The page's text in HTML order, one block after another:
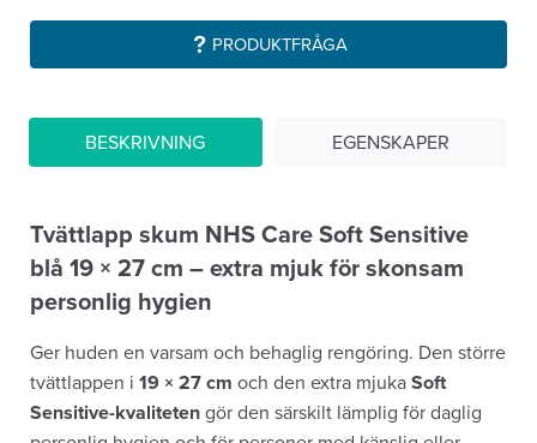
PRODUKTFRÅGA
BESKRIVNING EGENSKAPER
Tvättlapp skum NHS Care Soft Sensitive
blå 19 × 27 cm – extra mjuk för skonsam
personlig hygien
Ger huden en varsam och behaglig rengöring. Den större
tvättlappen i 19 × 27 cm och den extra mjuka Soft
Sensitive-kvaliteten gör den särskilt lämplig för daglig